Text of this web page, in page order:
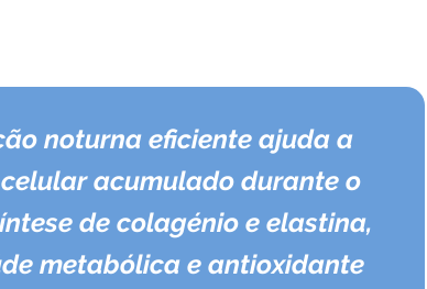
noturna eficiente ajuda a
acumulado durante o
de colagénio e elastina,
metabólica e antioxidante